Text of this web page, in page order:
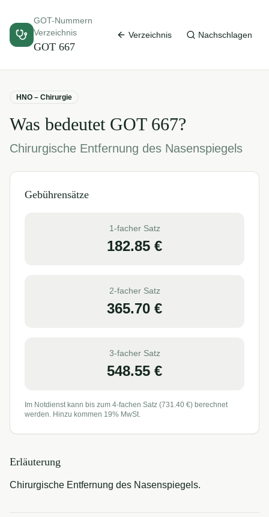
GOT-Nummern
Verzeichnis
GOT 667
Verzeichnis Nachschlagen
HNO – Chirurgie
Was bedeutet GOT 667?
Chirurgische Entfernung des Nasenspiegels
Gebührensätze
1-facher Satz
182.85 €
2-facher Satz
365.70 €
3-facher Satz
548.55 €
Im Notdienst kann bis zum 4-fachen Satz (731.40 €) berechnet
werden. Hinzu kommen 19% MwSt.
Erläuterung
Chirurgische Entfernung des Nasenspiegels.